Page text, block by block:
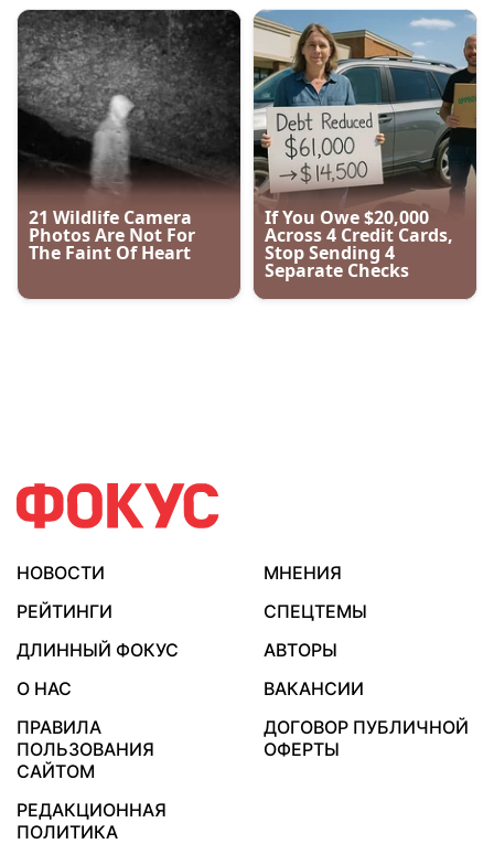
НОВОСТИ
МНЕНИЯ
РЕЙТИНГИ
СПЕЦТЕМЫ
ДЛИННЫЙ ФОКУС
АВТОРЫ
О НАС
ВАКАНСИИ
ПРАВИЛА
ПОЛЬЗОВАНИЯ
САЙТОМ
ДОГОВОР ПУБЛИЧНОЙ
ОФЕРТЫ
РЕДАКЦИОННАЯ
ПОЛИТИКА